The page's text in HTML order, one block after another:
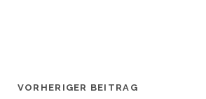
VORHERIGER BEITRAG